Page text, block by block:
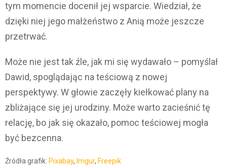
tym momencie docenił jej wsparcie. Wiedział, że
dzięki niej jego małżeństwo z Anią może jeszcze
przetrwać.
Może nie jest tak źle, jak mi się wydawało – pomyślał
Dawid, spoglądając na teściową z nowej
perspektywy. W głowie zaczęły kiełkować plany na
zbliżające się jej urodziny. Może warto zacieśnić tę
relację, bo jak się okazało, pomoc teściowej mogła
być bezcenna.
Źródła grafik: Pixabay, Imgur, Freepik